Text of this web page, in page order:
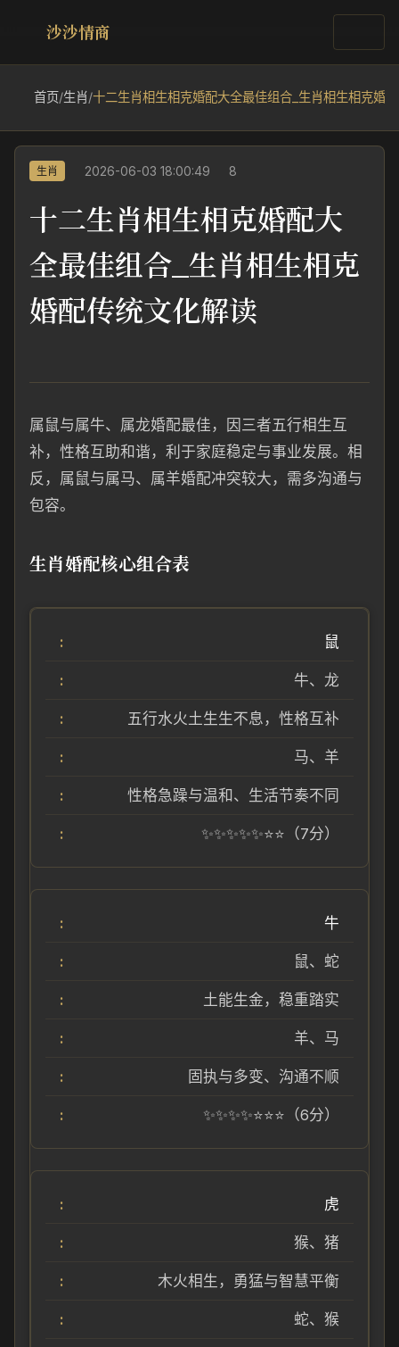
沙沙情商
首页/生肖/十二生肖相生相克婚配大全最佳组合_生肖相生相克婚
生肖 2026-06-03 18:00:49 8
十二生肖相生相克婚配大
全最佳组合_生肖相生相克
婚配传统文化解读
属鼠与属牛、属龙婚配最佳，因三者五行相生互
补，性格互助和谐，利于家庭稳定与事业发展。相
反，属鼠与属马、属羊婚配冲突较大，需多沟通与
包容。
生肖婚配核心组合表
鼠
牛、龙
五行水火土生生不息，性格互补
马、羊
性格急躁与温和、生活节奏不同
✨✨✨✨✨⭐⭐（7分）
牛
鼠、蛇
土能生金，稳重踏实
羊、马
固执与多变、沟通不顺
✨✨✨✨⭐⭐⭐（6分）
虎
猴、猪
木火相生，勇猛与智慧平衡
蛇、猴